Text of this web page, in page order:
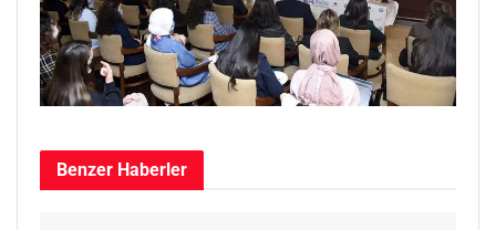
Benzer Haberler